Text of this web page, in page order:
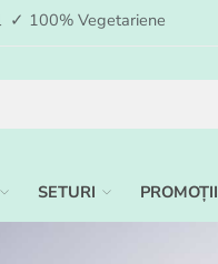
✓ 100% Vegetariene
SETURI PROMOȚII